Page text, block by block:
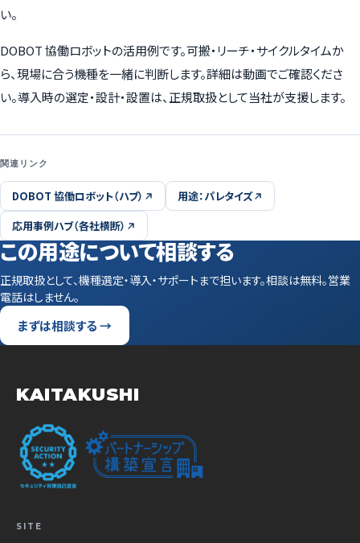
い。
DOBOT 協働ロボットの活用例です。可搬・リーチ・サイクルタイムか
ら、現場に合う機種を一緒に判断します。詳細は動画でご確認くださ
い。導入時の選定・設計・設置は、正規取扱として当社が支援します。
関連リンク
DOBOT 協働ロボット（ハブ）
用途：パレタイズ
応用事例ハブ（各社横断）
この用途について相談する
正規取扱として、機種選定・導入・サポートまで担います。相談は無料。営業
電話はしません。
まずは相談する →
KAITAKUSHI
SITE